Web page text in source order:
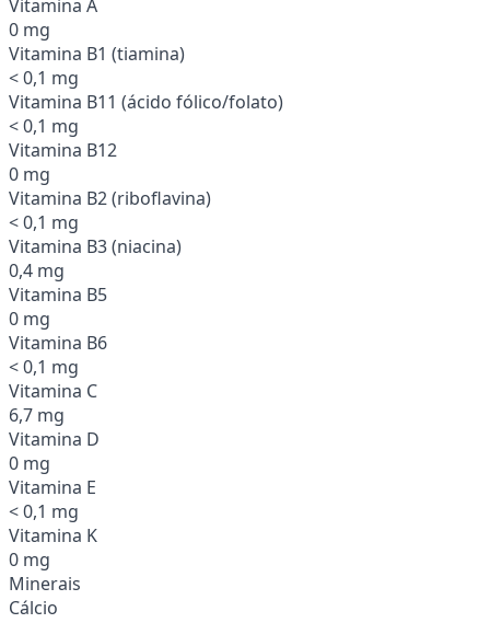
Vitamina A
0 mg
Vitamina B1 (tiamina)
< 0,1 mg
Vitamina B11 (ácido fólico/folato)
< 0,1 mg
Vitamina B12
0 mg
Vitamina B2 (riboflavina)
< 0,1 mg
Vitamina B3 (niacina)
0,4 mg
Vitamina B5
0 mg
Vitamina B6
< 0,1 mg
Vitamina C
6,7 mg
Vitamina D
0 mg
Vitamina E
< 0,1 mg
Vitamina K
0 mg
Minerais
Cálcio